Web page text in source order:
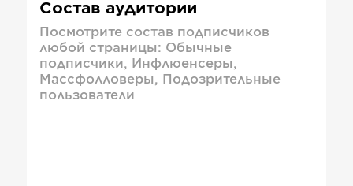
Состав аудитории
Посмотрите состав подписчиков
любой страницы: Обычные
подписчики, Инфлюенсеры,
Массфолловеры, Подозрительные
пользователи